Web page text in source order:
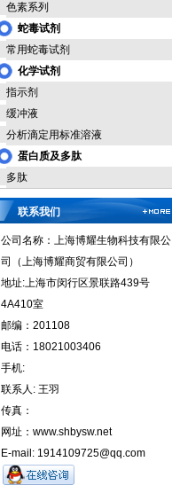
色素系列
蛇毒试剂
常用蛇毒试剂
化学试剂
指示剂
缓冲液
分析滴定用标准溶液
蛋白质及多肽
多肽
联系我们
公司名称：上海博耀生物科技有限公
司（上海博耀商贸有限公司）
地址:上海市闵行区景联路439号
4A410室
邮编：201108
电话：18021003406
手机:
联系人: 王羽
传真：
网址：www.shbysw.net
E-mail: 1914109725@qq.com